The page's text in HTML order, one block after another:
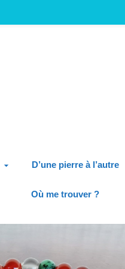
D’une pierre à l’autre
Où me trouver ?